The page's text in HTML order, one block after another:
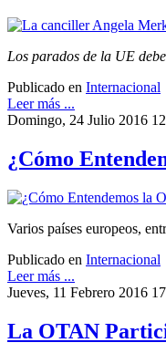
Los parados de la UE
Publicado en Internacional
Leer más ...
Domingo, 24 Julio 2016
¿Cómo
Varios países europeos,
Publicado en Internacional
Leer más ...
Jueves, 11 Febrero 2016
La OTAN